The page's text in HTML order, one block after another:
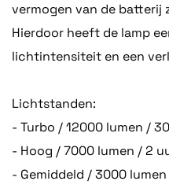
vermogen van de batterij
Hierdoor heeft de lamp
lichtintensiteit en een
Lichtstanden:
- Turbo / 12000 lumen /
- Hoog / 7000 lumen / 2
- Gemiddeld / 3000